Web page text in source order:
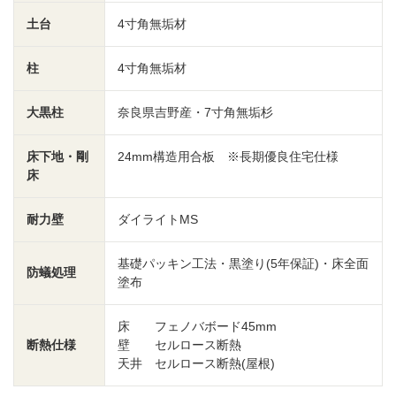
土台 4寸角無垢材
柱 4寸角無垢材
大黒柱 奈良県吉野産・7寸角無垢杉
床下地・剛
床
24mm構造用合板 ※長期優良住宅仕様
耐力壁 ダイライトMS
防蟻処理
基礎パッキン工法・黒塗り(5年保証)・床全面
塗布
断熱仕様
床 フェノバボード45mm
壁 セルロース断熱
天井 セルロース断熱(屋根)